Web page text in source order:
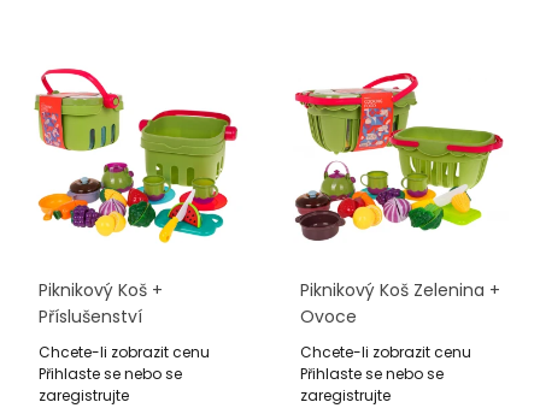
Piknikový Koš +
Příslušenství
Chcete-li zobrazit cenu
Přihlaste se nebo se
zaregistrujte
Piknikový Koš Zelenina +
Ovoce
Chcete-li zobrazit cenu
Přihlaste se nebo se
zaregistrujte